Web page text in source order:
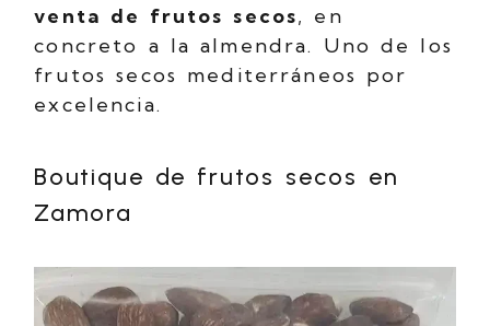
venta de frutos secos, en
concreto a la almendra. Uno de los
frutos secos mediterráneos por
excelencia.
Boutique de frutos secos en
Zamora